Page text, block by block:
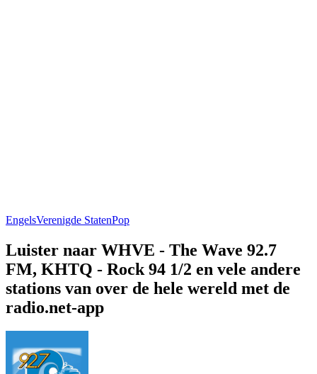
EngelsVerenigde StatenPop
Luister naar WHVE - The Wave 92.7
FM, KHTQ - Rock 94 1/2 en vele andere
stations van over de hele wereld met de
radio.net-app